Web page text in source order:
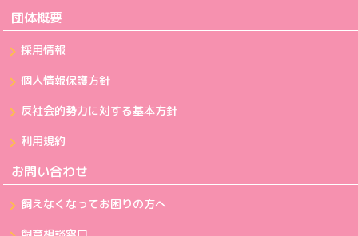
団体概要
採用情報
個人情報保護方針
反社会的勢力に対する基本方針
利用規約
お問い合わせ
飼えなくなってお困りの方へ